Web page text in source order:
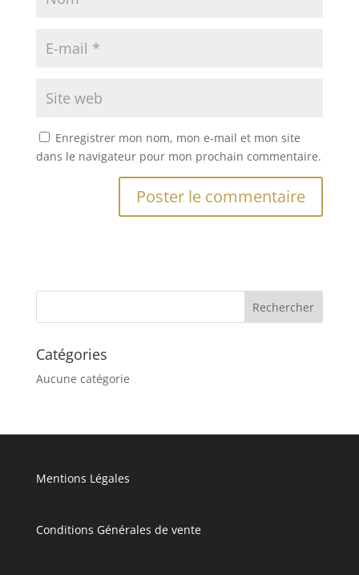
Enregistrer mon nom, mon e-mail et mon site
dans le navigateur pour mon prochain commentaire.
Catégories
Aucune catégorie
Mentions Légales
Conditions Générales de vente